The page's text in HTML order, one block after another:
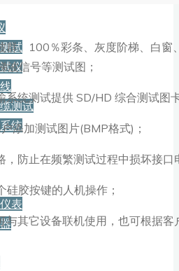
试
仪
测试
统
表
群、100％彩条、灰度阶梯、白窗
波信号等测试图；
系统测试提供 SD/HD 综合测试图
添加测试图片(BMP格式)；
，防止在频繁测试过程中损坏接口
胶按键的人机操作；
与其它设备联机使用，也可根据客